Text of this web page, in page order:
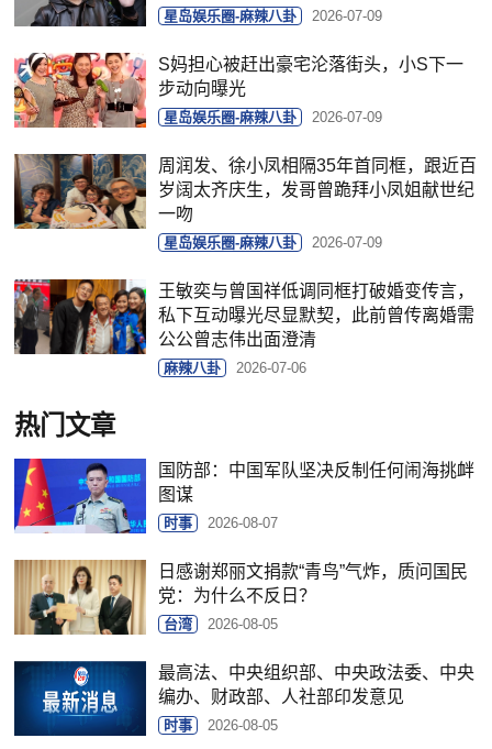
星岛娱乐圈-麻辣八卦 2026-07-09
S妈担心被赶出豪宅沦落街头，小S下一
步动向曝光
星岛娱乐圈-麻辣八卦 2026-07-09
周润发、徐小凤相隔35年首同框，跟近百
岁阔太齐庆生，发哥曾跪拜小凤姐献世纪
一吻
星岛娱乐圈-麻辣八卦 2026-07-09
王敏奕与曾国祥低调同框打破婚变传言，
私下互动曝光尽显默契，此前曾传离婚需
公公曾志伟出面澄清
麻辣八卦 2026-07-06
热门文章
国防部：中国军队坚决反制任何闹海挑衅
图谋
时事 2026-08-07
日感谢郑丽文捐款“青鸟”气炸，质问国民
党：为什么不反日？
台湾 2026-08-05
最高法、中央组织部、中央政法委、中央
编办、财政部、人社部印发意见
时事 2026-08-05